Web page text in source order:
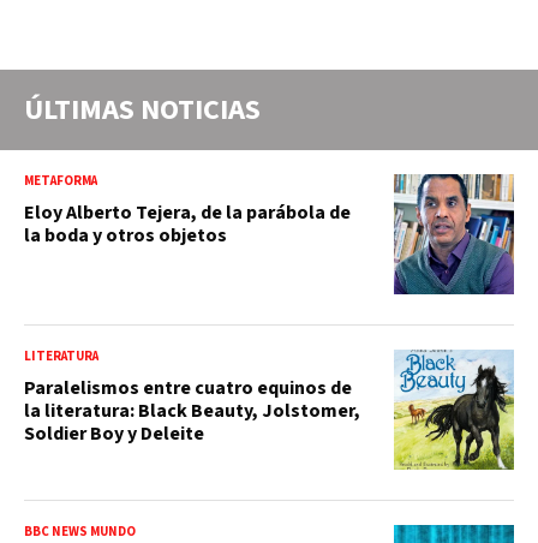
ÚLTIMAS NOTICIAS
METAFORMA
Eloy Alberto Tejera, de la parábola de
la boda y otros objetos
LITERATURA
Paralelismos entre cuatro equinos de
la literatura: Black Beauty, Jolstomer,
Soldier Boy y Deleite
BBC NEWS MUNDO